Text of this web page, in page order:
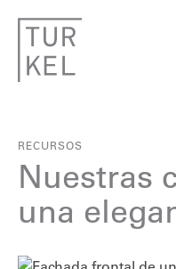
RECURSOS
Nuestras
una